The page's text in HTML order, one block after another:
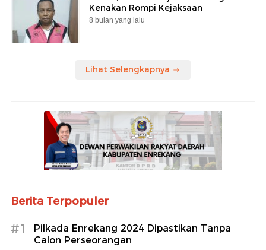
Kenakan Rompi Kejaksaan
8 bulan yang lalu
Lihat Selengkapnya
Berita Terpopuler
#1
Pilkada Enrekang 2024 Dipastikan Tanpa
Calon Perseorangan